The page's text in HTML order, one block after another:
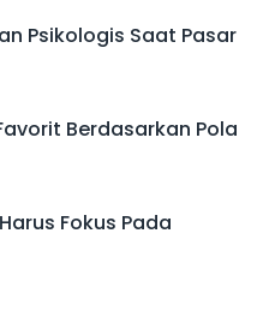
Psikologis Saat Pasar
Berdasarkan Pola
Fokus Pada